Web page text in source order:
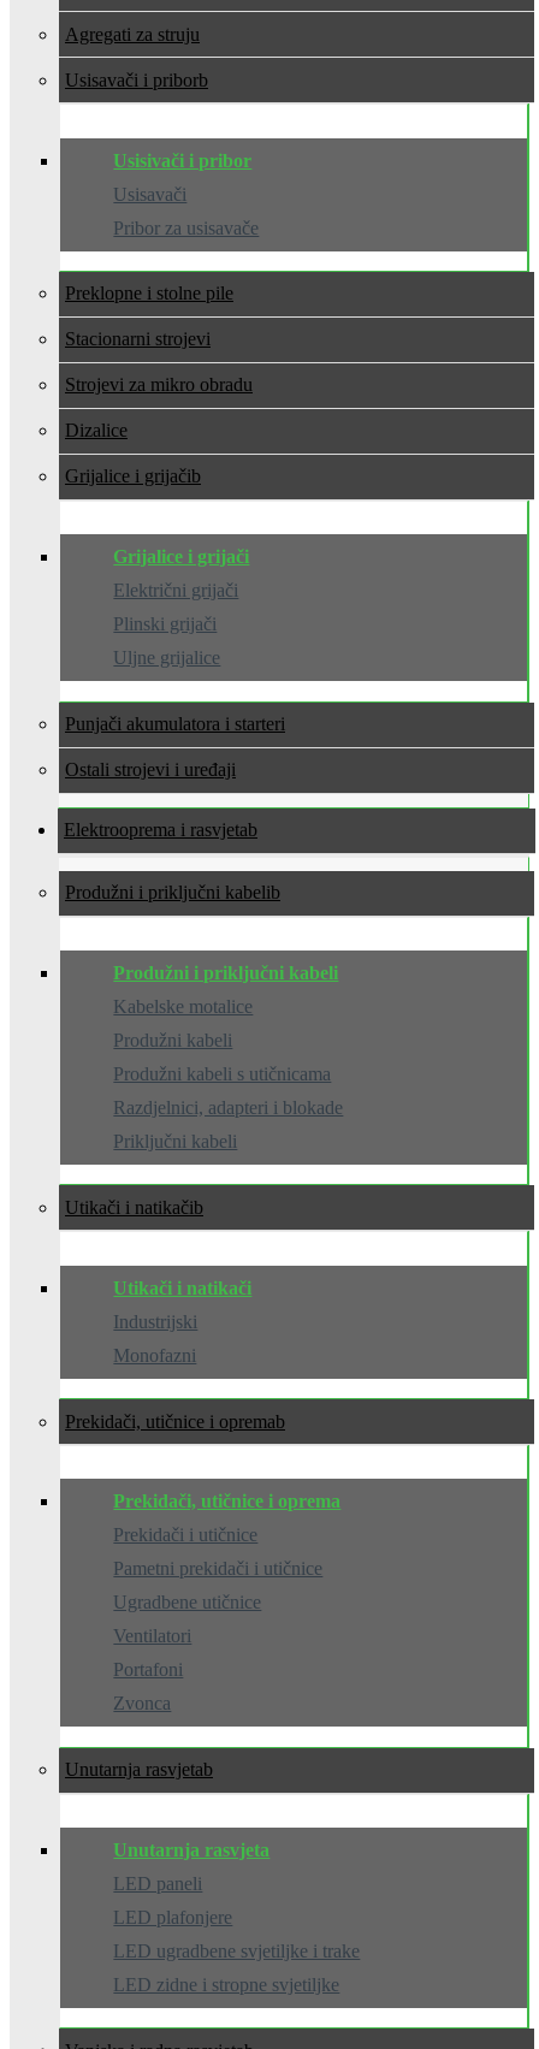
Agregati za struju
Usisavači i pribor
Usisivači i pribor
Usisavači
Pribor za usisavače
Preklopne i stolne pile
Stacionarni strojevi
Strojevi za mikro obradu
Dizalice
Grijalice i grijači
Grijalice i grijači
Električni grijači
Plinski grijači
Uljne grijalice
Punjači akumulatora i starteri
Ostali strojevi i uređaji
Elektrooprema i rasvjeta
Produžni i priključni kabeli
Produžni i priključni kabeli
Kabelske motalice
Produžni kabeli
Produžni kabeli s utičnicama
Razdjelnici, adapteri i blokade
Priključni kabeli
Utikači i natikači
Utikači i natikači
Industrijski
Monofazni
Prekidači, utičnice i oprema
Prekidači, utičnice i oprema
Prekidači i utičnice
Pametni prekidači i utičnice
Ugradbene utičnice
Ventilatori
Portafoni
Zvonca
Unutarnja rasvjeta
Unutarnja rasvjeta
LED paneli
LED plafonjere
LED ugradbene svjetiljke i trake
LED zidne i stropne svjetiljke